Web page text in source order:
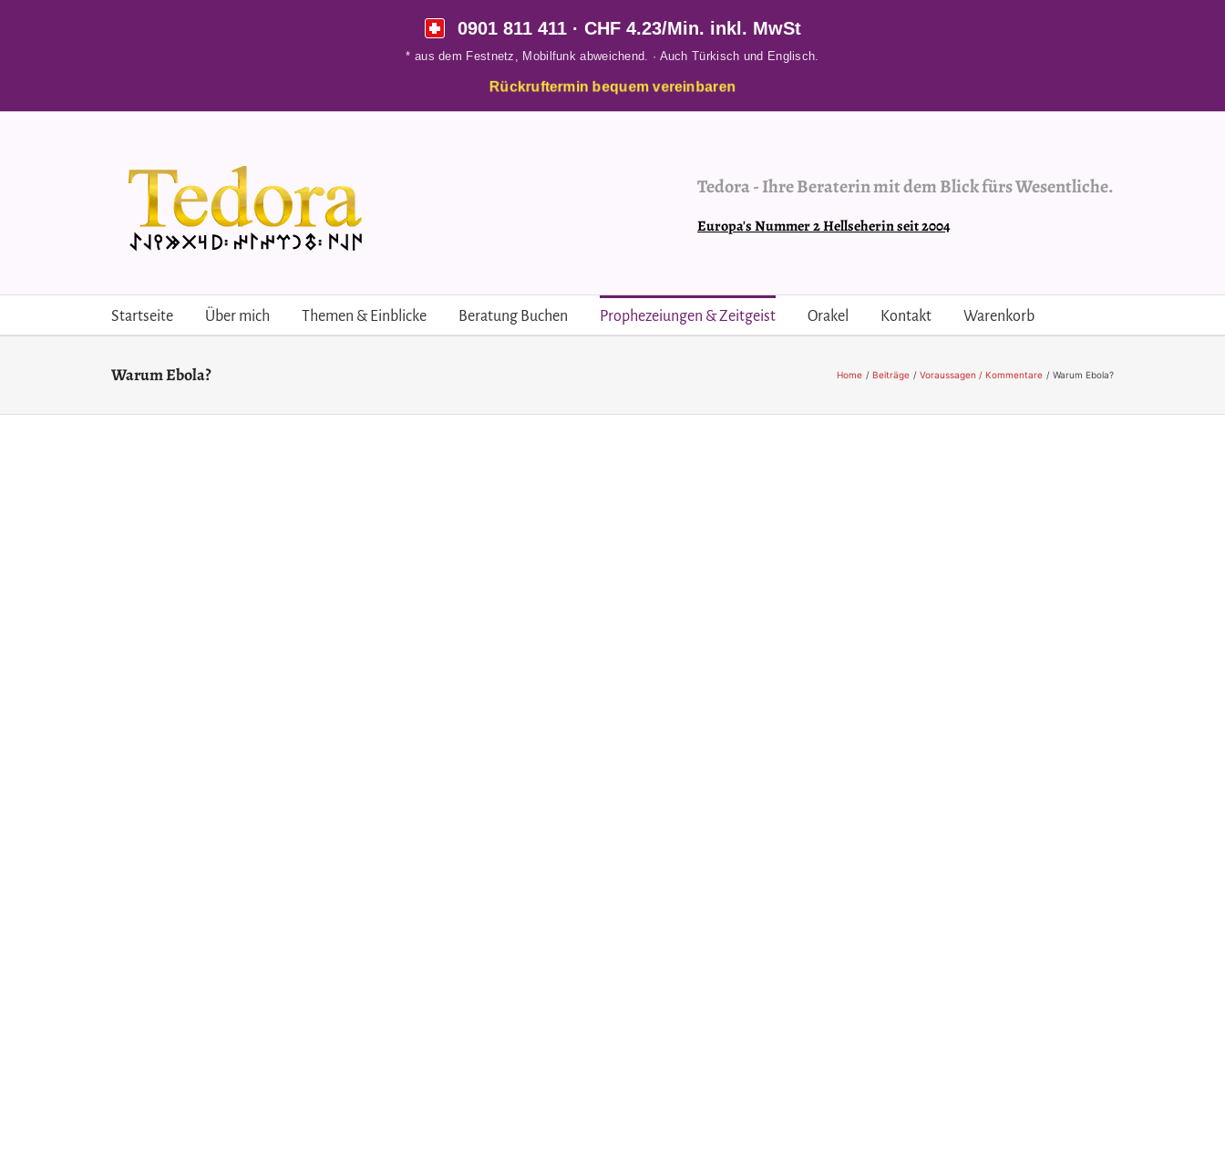
0901 811 411· CHF 4.23/Min. inkl. MwSt
* aus dem Festnetz, Mobilfunk abweichend. · Auch Türkisch und Englisch.
Rückruftermin bequem vereinbaren
Tedora-Ihre Beraterin mit dem Blick fürs Wesentliche.
Europa's Nummer 2 Hellseherin seit 2004
Startseite Über mich Themen & Einblicke Beratung Buchen Prophezeiungen & Zeitgeist Orakel Kontakt Warenkorb
Warum Ebola? Home Beiträge Voraussagen / Kommentare Warum Ebola?